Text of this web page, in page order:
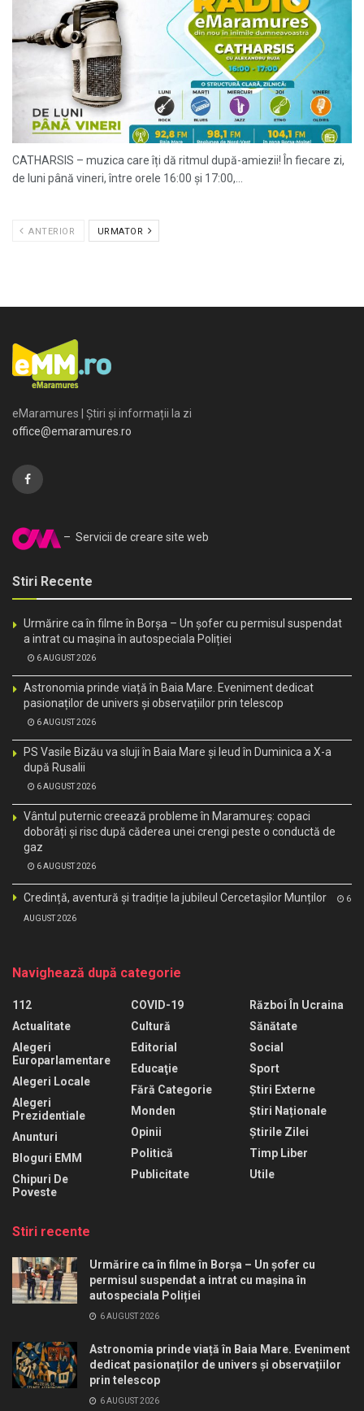
CATHARSIS – muzica care îți dă ritmul după-amiezii! În fiecare zi,
de luni până vineri, între orele 16:00 și 17:00,...
ANTERIOR URMATOR
eMaramures | Știri și informații la zi
office@emaramures.ro
– Servicii de creare site web
Stiri Recente
Urmărire ca în filme în Borșa – Un șofer cu permisul suspendat
a intrat cu mașina în autospeciala Poliției
6 AUGUST 2026
Astronomia prinde viață în Baia Mare. Eveniment dedicat
pasionaților de univers și observațiilor prin telescop
6 AUGUST 2026
PS Vasile Bizău va sluji în Baia Mare și Ieud în Duminica a X-a
după Rusalii
6 AUGUST 2026
Vântul puternic creează probleme în Maramureș: copaci
doborâți și risc după căderea unei crengi peste o conductă de
gaz
6 AUGUST 2026
Credință, aventură și tradiție la jubileul Cercetașilor Munților 6
AUGUST 2026
Navighează după categorie
112
Actualitate
Alegeri
Europarlamentare
Alegeri Locale
Alegeri
Prezidentiale
Anunturi
Bloguri EMM
Chipuri De
Poveste
COVID-19
Cultură
Editorial
Educaţie
Fără Categorie
Monden
Opinii
Politică
Publicitate
Război În Ucraina
Sănătate
Social
Sport
Știri Externe
Știri Naționale
Știrile Zilei
Timp Liber
Utile
Stiri recente
Urmărire ca în filme în Borșa – Un șofer cu
permisul suspendat a intrat cu mașina în
autospeciala Poliției
6 AUGUST 2026
Astronomia prinde viață în Baia Mare. Eveniment
dedicat pasionaților de univers și observațiilor
prin telescop
6 AUGUST 2026